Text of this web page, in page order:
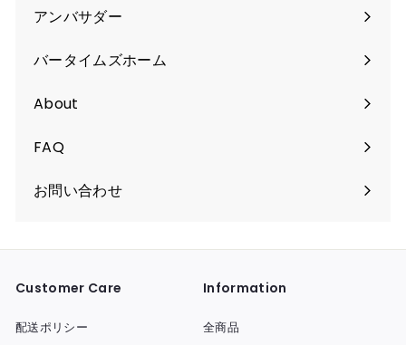
く
アンバサダー
バータイムズホーム
About
FAQ
お問い合わせ
Customer Care
配送ポリシー
Information
全商品